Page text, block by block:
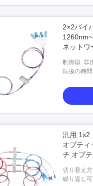
2×2バイ
ネットワ
制御型: 非
け金を降
転換の時
汎用 1x2
オプティ
チ オプ
切り替え
繰り返し